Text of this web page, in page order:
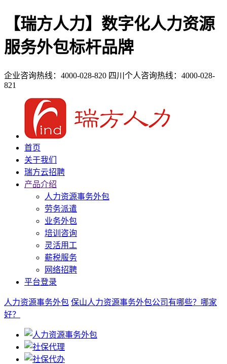
【瑞方人力】数字化人力资源
服务外包标杆品牌
企业咨询热线：4000-028-820 四川个人咨询热线：4000-028-
821
首页
关于我们
瑞方云招聘
产品介绍
人力资源事务外包
劳务派遣
业务外包
培训咨询
灵活用工
薪税服务
网络招聘
平台登录
人力资源事务外包 保山人力资源事务外包公司有哪些？哪家
好？